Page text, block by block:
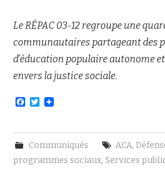
Le RÉPAC 03-12 regroupe une
communautaires partageant des
d’éducation populaire autonome
envers la justice sociale.
F
e
b
o
o
T
t
e
r
Communiqués ACA,
programmes sociaux, Services